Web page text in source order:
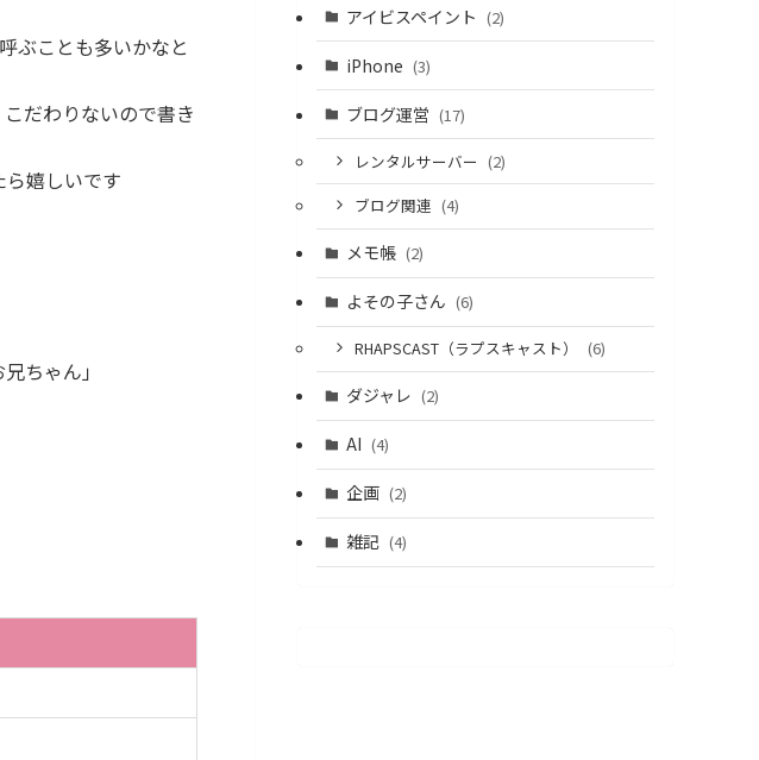
ぶことも多いかなと
だわりないので書き
嬉しいです
ちゃん」
アイビスペイント (2)
iPhone (3)
ブログ運営 (17)
レンタルサーバー (2)
ブログ関連 (4)
メモ帳 (2)
よその子さん (6)
RHAPSCAST（ラプスキャスト） (6)
ダジャレ (2)
AI (4)
企画 (2)
雑記 (4)